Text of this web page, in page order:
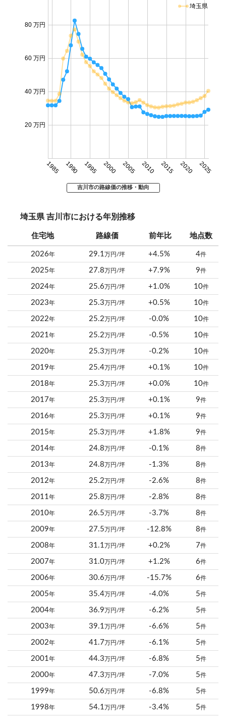
1985 1990 1995 2000 2005 2010 2015 2020 2025
20 万円
40 万円
60 万円
80 万円
埼玉県
吉川市の路線価の推移・動向
埼玉県 吉川市における年別推移
住宅地 路線価 前年比 地点数
2026年 29.1 万円/坪 +4.5% 4件
2025年 27.8万円/坪 +7.9% 9件
2024年 25.6万円/坪 +1.0% 10件
2023年 25.3万円/坪 +0.5% 10件
2022年 25.2万円/坪 -0.0% 10件
2021 年 25.2万円/坪 -0.5% 10件
2020年 25.3万円/坪 -0.2% 10件
2019年 25.4万円/坪 +0.1% 10件
2018年 25.3万円/坪 +0.0% 10件
2017年 25.3万円/坪 +0.1% 9件
2016年 25.3万円/坪 +0.1% 9件
2015年 25.3万円/坪 +1.8% 9件
2014年 24.8万円/坪 -0.1% 8件
2013年 24.8万円/坪 -1.3% 8件
2012年 25.2万円/坪 -2.6% 8件
2011 年 25.8万円/坪 -2.8% 8件
2010年 26.5万円/坪 -3.7% 8件
2009年 27.5万円/坪 -12.8% 8件
2008年 31.1 万円/坪 +0.2% 7件
2007年 31.0万円/坪 +1.2% 6件
2006年 30.6万円/坪 -15.7% 6件
2005年 35.4万円/坪 -4.0% 5件
2004年 36.9万円/坪 -6.2% 5件
2003年 39.1 万円/坪 -6.6% 5件
2002年 41.7万円/坪 -6.1% 5件
2001 年 44.3万円/坪 -6.8% 5件
2000年 47.3万円/坪 -7.0% 5件
1999年 50.6万円/坪 -6.8% 5件
1998年 54.1 万円/坪 -3.4% 5件